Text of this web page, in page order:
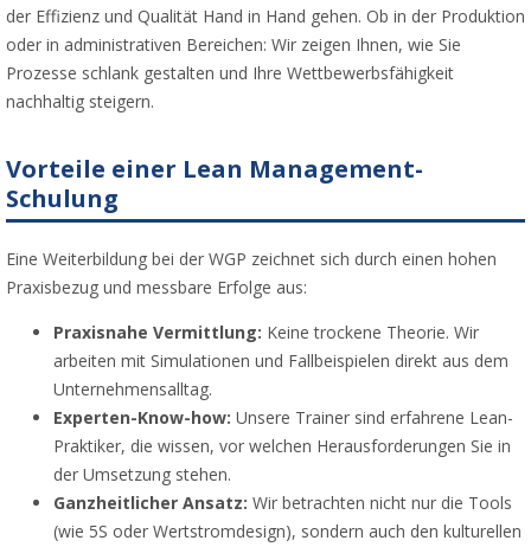
der Effizienz und Qualität Hand in Hand gehen. Ob in der Produktion
oder in administrativen Bereichen: Wir zeigen Ihnen, wie Sie
Prozesse schlank gestalten und Ihre Wettbewerbsfähigkeit
nachhaltig steigern.
Vorteile einer Lean Management-
Schulung
Eine Weiterbildung bei der WGP zeichnet sich durch einen hohen
Praxisbezug und messbare Erfolge aus:
Praxisnahe Vermittlung: Keine trockene Theorie. Wir
arbeiten mit Simulationen und Fallbeispielen direkt aus dem
Unternehmensalltag.
Experten-Know-how: Unsere Trainer sind erfahrene Lean-
Praktiker, die wissen, vor welchen Herausforderungen Sie in
der Umsetzung stehen.
Ganzheitlicher Ansatz: Wir betrachten nicht nur die Tools
(wie 5S oder Wertstromdesign), sondern auch den kulturellen